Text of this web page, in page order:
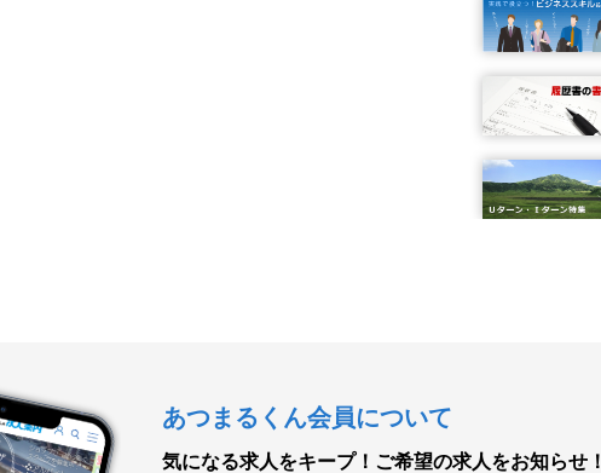
あつまるくん会員について
気になる求人をキープ！ ご希望の求人をお知らせ！